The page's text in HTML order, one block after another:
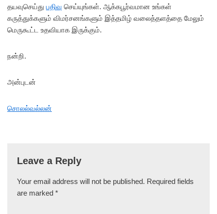
தயவுசெய்து பதிவு செய்யுங்கள். ஆக்கபூர்வமான உங்கள்
கருத்துக்களும் விமர்சனங்களும் இத்தமிழ் வலைத்தளத்தை மேலும்
மெருகூட்ட உதவியாக இருக்கும்.
நன்றி.
அன்புடன்
சொலல்வல்லன்
Leave a Reply
Your email address will not be published. Required fields
are marked *